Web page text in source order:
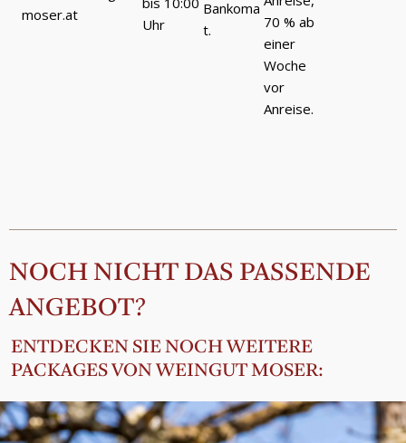
moser.at
Uhr
Bankoma
t.
70 % ab
einer
Woche
vor
Anreise.
NOCH NICHT DAS PASSENDE
ANGEBOT?
ENTDECKEN SIE NOCH WEITERE
PACKAGES VON WEINGUT MOSER: